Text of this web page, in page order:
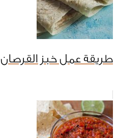
طريقة عمل خبز القرصان